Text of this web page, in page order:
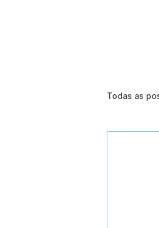
Todas as